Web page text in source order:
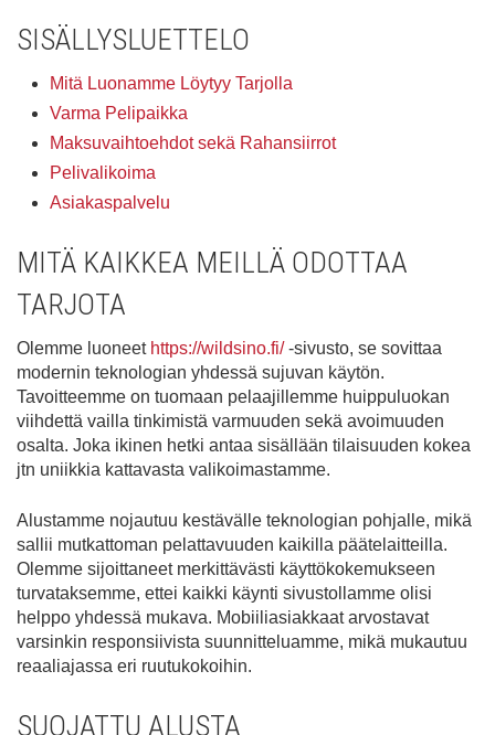
SISÄLLYSLUETTELO
Mitä Luonamme Löytyy Tarjolla
Varma Pelipaikka
Maksuvaihtoehdot sekä Rahansiirrot
Pelivalikoima
Asiakaspalvelu
MITÄ KAIKKEA MEILLÄ ODOTTAA
TARJOTA
Olemme luoneet https://wildsino.fi/-sivusto, se sovittaa
modernin teknologian yhdessä sujuvan käytön.
Tavoitteemme on tuomaan pelaajillemme huippuluokan
viihdettä vailla tinkimistä varmuuden sekä avoimuuden
osalta. Joka ikinen hetki antaa sisällään tilaisuuden kokea
jtn uniikkia kattavasta valikoimastamme.
Alustamme nojautuu kestävälle teknologian pohjalle, mikä
sallii mutkattoman pelattavuuden kaikilla päätelaitteilla.
Olemme sijoittaneet merkittävästi käyttökokemukseen
turvataksemme, ettei kaikki käynti sivustollamme olisi
helppo yhdessä mukava. Mobiiliasiakkaat arvostavat
varsinkin responsiivista suunnitteluamme, mikä mukautuu
reaaliajassa eri ruutukokoihin.
SUOJATTU ALUSTA